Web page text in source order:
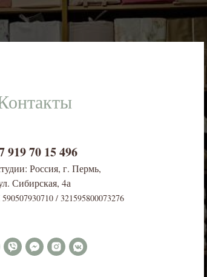
919 70 15 496
Россия, г. Пермь,
Сибирская, 4а
/ 321595800073276